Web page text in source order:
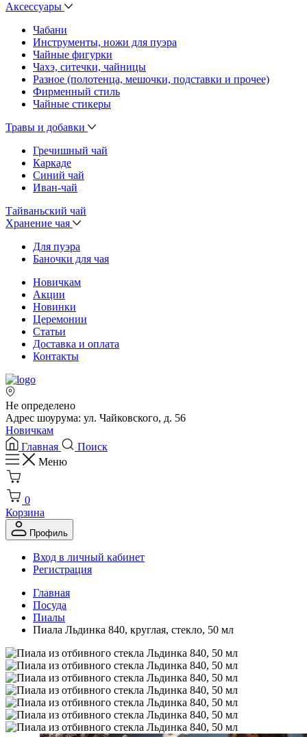
Аксессуары
Чабани
Инструменты, ножи для пуэра
Чайные фигурки
Чахэ, ситечки, чайницы
Разное (полотенца, мешочки, подставки и прочее)
Фирменный стиль
Чайные стикеры
Травы и добавки
Гречишный чай
Каркаде
Синий чай
Иван-чай
Тайваньский чай
Хранение чая
Для пуэра
Баночки для чая
Новичкам
Акции
Новинки
Церемонии
Статьи
Доставка и оплата
Контакты
Не определено
Адрес шоурума: ул. Чайковского, д. 56
Новичкам
Главная
Поиск
Меню
0
Корзина
Профиль
Вход в личный кабинет
Регистрация
Главная
Посуда
Пиалы
Пиала Льдинка 840, круглая, стекло, 50 мл